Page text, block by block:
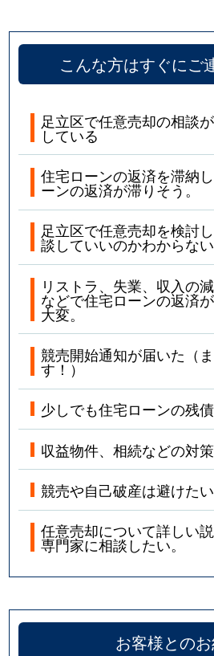
こんな方はすぐにご
足立区で任意売却の相談
している
住宅ローンの返済を滞納
ーンの返済が滞りそう。
足立区で任意売却を検討
談していいのかわからない
リストラ、失業、収入の
などで住宅ローンの返済
大変。
競売開始通知が届いた（
す！）
少しでも住宅ローンの残
収益物件、相続などの対策
競売や自己破産は避けたい
任意売却について詳しい説
専門家に相談したい。
お客様との